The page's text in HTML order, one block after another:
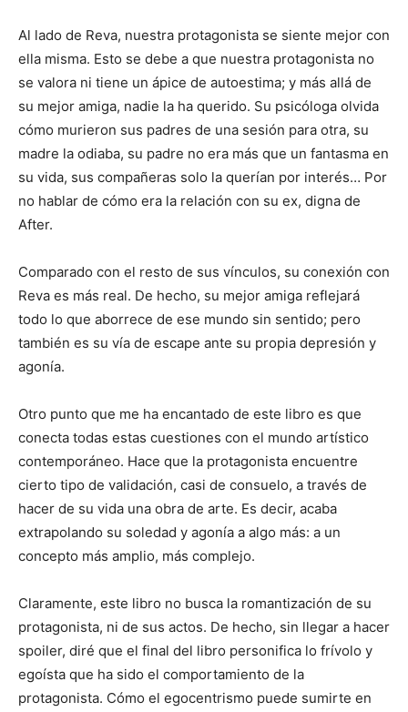
Al lado de Reva, nuestra protagonista se siente mejor con
ella misma. Esto se debe a que nuestra protagonista no
se valora ni tiene un ápice de autoestima; y más allá de
su mejor amiga, nadie la ha querido. Su psicóloga olvida
cómo murieron sus padres de una sesión para otra, su
madre la odiaba, su padre no era más que un fantasma en
su vida, sus compañeras solo la querían por interés… Por
no hablar de cómo era la relación con su ex, digna de
After.
Comparado con el resto de sus vínculos, su conexión con
Reva es más real. De hecho, su mejor amiga reflejará
todo lo que aborrece de ese mundo sin sentido; pero
también es su vía de escape ante su propia depresión y
agonía.
Otro punto que me ha encantado de este libro es que
conecta todas estas cuestiones con el mundo artístico
contemporáneo. Hace que la protagonista encuentre
cierto tipo de validación, casi de consuelo, a través de
hacer de su vida una obra de arte. Es decir, acaba
extrapolando su soledad y agonía a algo más: a un
concepto más amplio, más complejo.
Claramente, este libro no busca la romantización de su
protagonista, ni de sus actos. De hecho, sin llegar a hacer
spoiler, diré que el final del libro personifica lo frívolo y
egoísta que ha sido el comportamiento de la
protagonista. Cómo el egocentrismo puede sumirte en